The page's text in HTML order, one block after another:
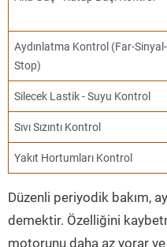
Aydınlatma Kontrol (Far-Sinyal-
Stop)
Silecek Lastik - Suyu Kontrol
Sıvı Sızıntı Kontrol
Yakıt Hortumları Kontrol
Düzenli periyodik bakım,
demektir. Özelliğini
motorunu daha az yorar